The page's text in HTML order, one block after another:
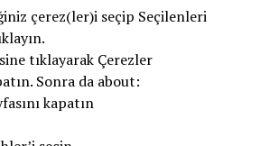
çerez(ler)i seçip Seçilenleri
tıklayarak Çerezler
Sonra da about:
kapatın